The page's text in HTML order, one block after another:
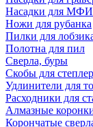
Насадки для МФИ
Ножи для рубанка
Пилки для
Полотна для пил
Сверла, буры
Скобы для
Удлинители для
Расходники для
Алмазные
Корончатые